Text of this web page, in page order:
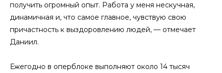
получить огромный опыт. Работа у меня нескучная,
динамичная и, что самое главное, чувствую свою
причастность к выздоровлению людей, — отмечает
Даниил.
Ежегодно в оперблоке выполняют около 14 тысяч